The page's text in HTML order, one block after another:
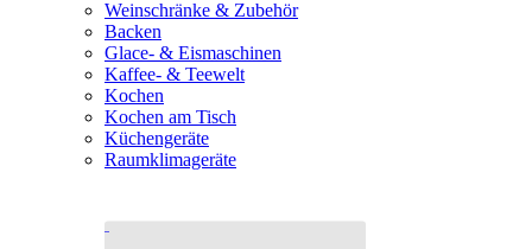
Weinschränke & Zubehör
Backen
Glace- & Eismaschinen
Kaffee- & Teewelt
Kochen
Kochen am Tisch
Küchengeräte
Raumklimageräte